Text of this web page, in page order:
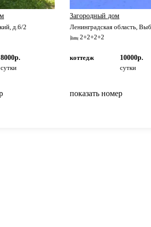
д.6/2
8000р.
сутки
Загородный дом
Ленинградская область,
2+2+2+2
коттедж
10000р.
сутки
показать номер